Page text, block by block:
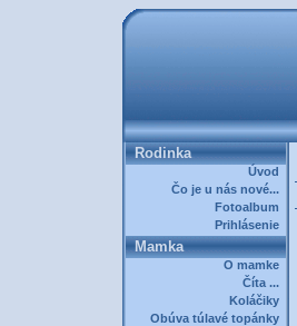
Rodinka
Úvod
Čo je u nás nové...
Fotoalbum
Prihlásenie
Mamka
O mamke
Číta ...
Koláčiky
Obúva túlavé topánky